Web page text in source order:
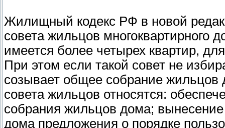
Жилищный кодекс РФ в новой
совета жильцов
имеется более четырех квартир,
При этом если такой совет не
созывает общее собрание
совета жильцов относятся:
собрания жильцов дома;
дома предложения о порядке